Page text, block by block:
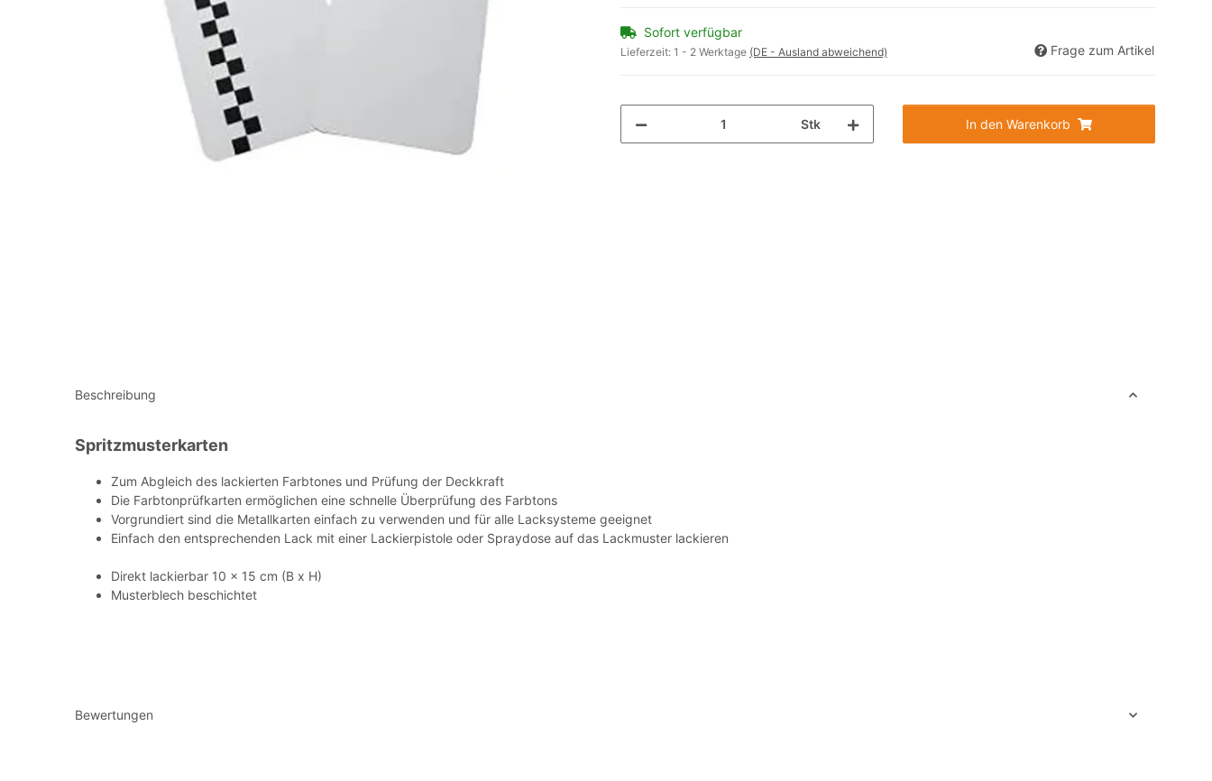
Sofort verfügbar
Lieferzeit: 1 - 2 Werktage (DE - Ausland abweichend) Frage zum Artikel
Stk In den Warenkorb
Beschreibung
Spritzmusterkarten
Zum Abgleich des lackierten Farbtones und Prüfung der Deckkraft
Die Farbtonprüfkarten ermöglichen eine schnelle Überprüfung des Farbtons
Vorgrundiert sind die Metallkarten einfach zu verwenden und für alle Lacksysteme geeignet
Einfach den entsprechenden Lack mit einer Lackierpistole oder Spraydose auf das Lackmuster lackieren
Direkt lackierbar 10 x 15 cm (B x H)
Musterblech beschichtet
Bewertungen